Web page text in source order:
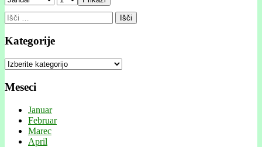
Išči:
Kategorije
Kategorije
Meseci
Januar
Februar
Marec
April